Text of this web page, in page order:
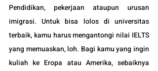
Pendidikan, pekerjaan ataupun urusan
imigrasi. Untuk bisa lolos di universitas
terbaik, kamu harus mengantongi nilai IELTS
yang memuaskan, loh. Bagi kamu yang ingin
kuliah ke Eropa atau Amerika, sebaiknya